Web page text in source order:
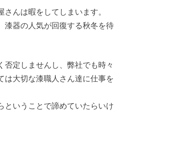
んは暇をしてしまいます。
漆器の人気が回復する秋冬を待
定しませんし、弊社でも時々
は大切な漆職人さん達に仕事を
ということで諦めていたらいけ